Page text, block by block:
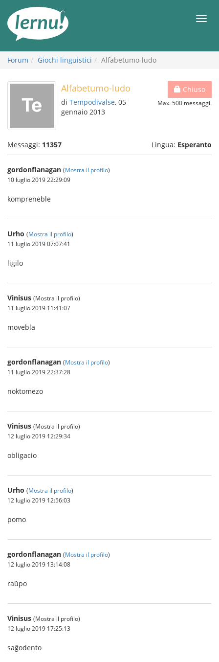
all’indice
Forum Giochi linguistici Alfabetumo-ludo
Chiuso
Max. 500 messaggi.
Alfabetumo-ludo
di Tempodivalse, 05
gennaio 2013
Messaggi: 11357 Lingua: Esperanto
gordonflanagan (Mostra il profilo)
10 luglio 2019 22:29:09
kompreneble
Urho (Mostra il profilo)
11 luglio 2019 07:07:41
ligilo
Vinisus (Mostra il profilo)
11 luglio 2019 11:41:07
movebla
gordonflanagan (Mostra il profilo)
11 luglio 2019 22:37:28
noktomezo
Vinisus (Mostra il profilo)
12 luglio 2019 12:29:34
obligacio
Urho (Mostra il profilo)
12 luglio 2019 12:56:03
pomo
gordonflanagan (Mostra il profilo)
12 luglio 2019 13:14:08
raŭpo
Vinisus (Mostra il profilo)
12 luglio 2019 17:25:13
saĝodento